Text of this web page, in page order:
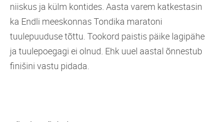
niiskus ja külm kontides. Aasta varem katkestasin
ka Endli meeskonnas Tondika maratoni
tuulepuuduse tõttu. Tookord paistis päike lagipähe
ja tuulepoegagi ei olnud. Ehk uuel aastal õnnestub
finišini vastu pidada.